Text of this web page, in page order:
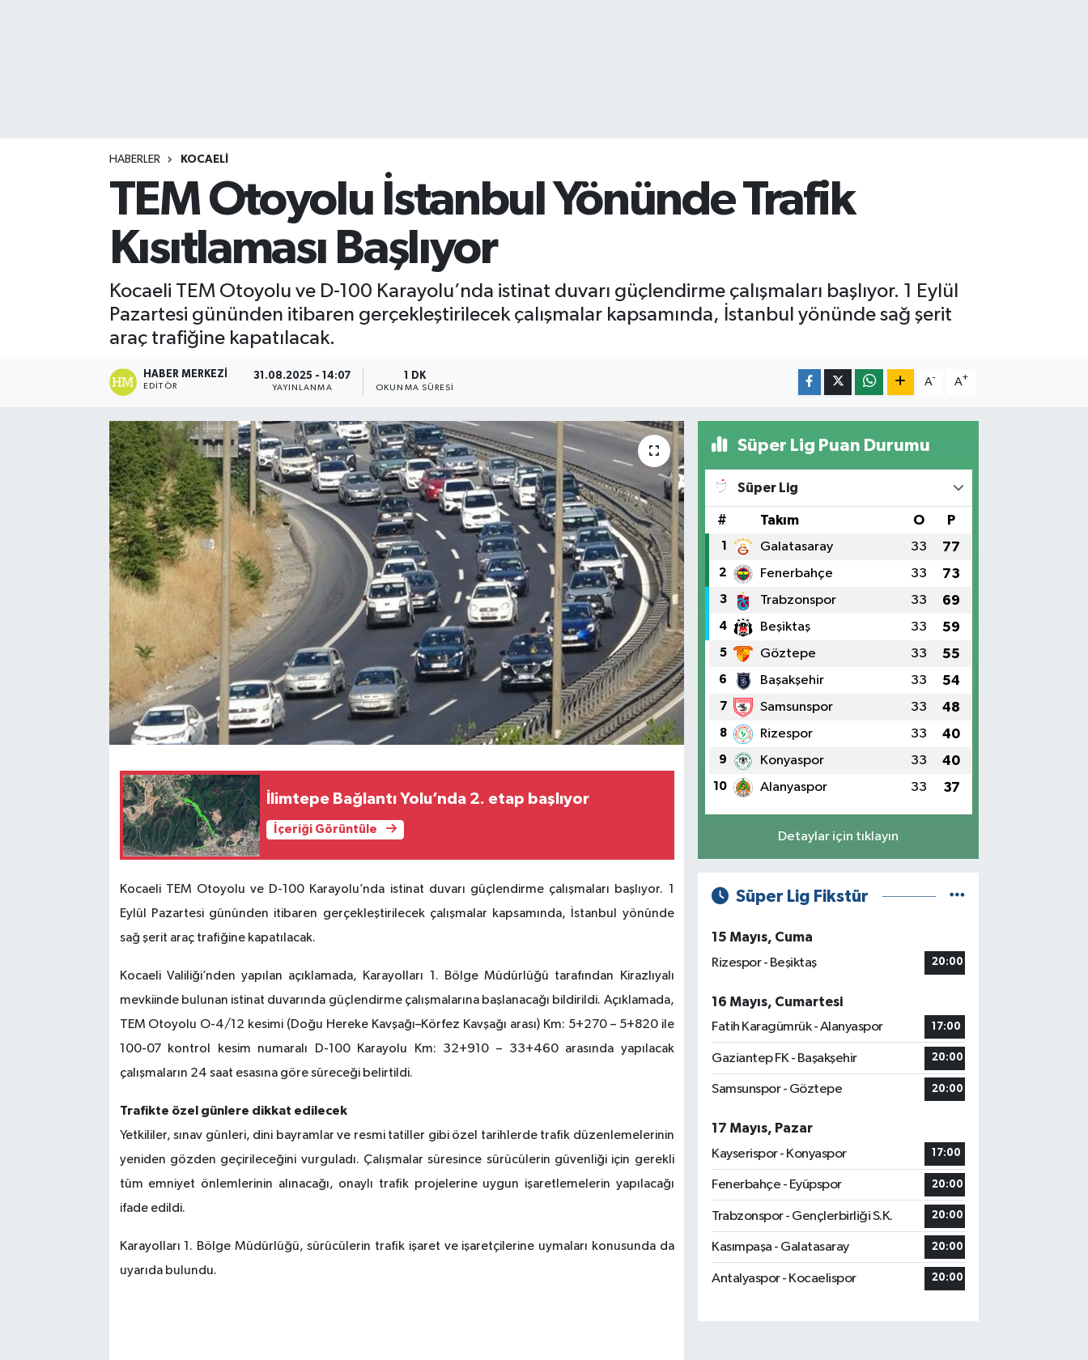
HABERLER KOCAELİ
TEM Otoyolu İstanbul Yönünde Trafik
Kısıtlaması Başlıyor
Kocaeli TEM Otoyolu ve D-100 Karayolu’nda istinat duvarı güçlendirme çalışmaları başlıyor. 1 Eylül
Pazartesi gününden itibaren gerçekleştirilecek çalışmalar kapsamında, İstanbul yönünde sağ şerit
araç trafiğine kapatılacak.
HABER MERKEZI
EDITÖR
31.08.2025 - 14:07
YAYINLANMA
1 DK
OKUNMA SÜRESI
A- A+
İlimtepe Bağlantı Yolu’nda 2. etap başlıyor
İçeriği Görüntüle
Kocaeli TEM Otoyolu ve D-100 Karayolu’nda istinat duvarı güçlendirme çalışmaları başlıyor. 1
Eylül Pazartesi gününden itibaren gerçekleştirilecek çalışmalar kapsamında, İstanbul yönünde
sağ şerit araç trafiğine kapatılacak.
Kocaeli Valiliği’nden yapılan açıklamada, Karayolları 1. Bölge Müdürlüğü tarafından Kirazlıyalı
mevkiinde bulunan istinat duvarında güçlendirme çalışmalarına başlanacağı bildirildi. Açıklamada,
TEM Otoyolu O-4/12 kesimi (Doğu Hereke Kavşağı–Körfez Kavşağı arası) Km: 5+270 – 5+820 ile
100-07 kontrol kesim numaralı D-100 Karayolu Km: 32+910 – 33+460 arasında yapılacak
çalışmaların 24 saat esasına göre süreceği belirtildi.
Trafikte özel günlere dikkat edilecek
Yetkililer, sınav günleri, dini bayramlar ve resmi tatiller gibi özel tarihlerde trafik düzenlemelerinin
yeniden gözden geçirileceğini vurguladı. Çalışmalar süresince sürücülerin güvenliği için gerekli
tüm emniyet önlemlerinin alınacağı, onaylı trafik projelerine uygun işaretlemelerin yapılacağı
ifade edildi.
Karayolları 1. Bölge Müdürlüğü, sürücülerin trafik işaret ve işaretçilerine uymaları konusunda da
uyarıda bulundu.
Süper Lig Puan Durumu
Süper Lig
# Takım O P
1 Galatasaray 33 77
2 Fenerbahçe 33 73
3 Trabzonspor 33 69
4 Beşiktaş 33 59
5 Göztepe 33 55
6 Başakşehir 33 54
7 Samsunspor 33 48
8 Rizespor 33 40
9 Konyaspor 33 40
10 Alanyaspor 33 37
Detaylar için tıklayın
Süper Lig Fikstür
15 Mayıs, Cuma
Rizespor - Beşiktaş
20:00
16 Mayıs, Cumartesi
Fatih Karagümrük - Alanyaspor
17:00
Gaziantep FK - Başakşehir 20:00
Samsunspor - Göztepe 20:00
17 Mayıs, Pazar
Kayserispor - Konyaspor
17:00
Fenerbahçe - Eyüpspor 20:00
Trabzonspor - Gençlerbirliği S.K. 20:00
Kasımpaşa - Galatasaray 20:00
Antalyaspor - Kocaelispor 20:00